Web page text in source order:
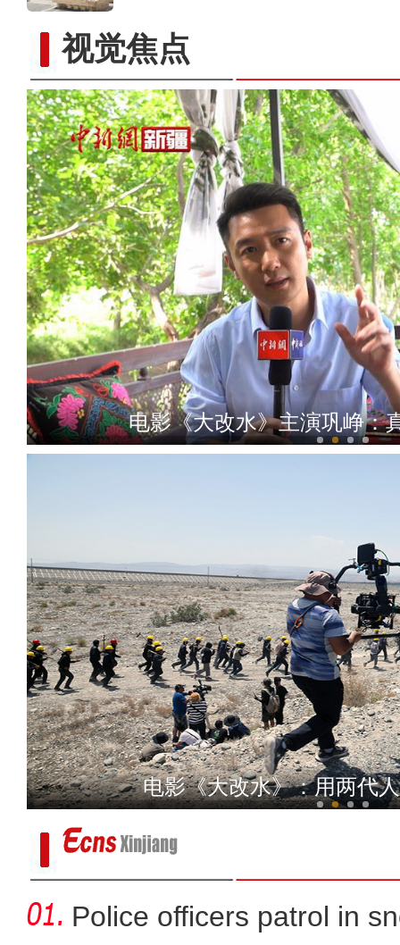
视觉焦点乌鲁木齐戏曲艺术节“亮相
电影《大改水》主演巩峥：
探班电影《大改水》慕士
电影《大改水》：用两代
Police officers patrol in